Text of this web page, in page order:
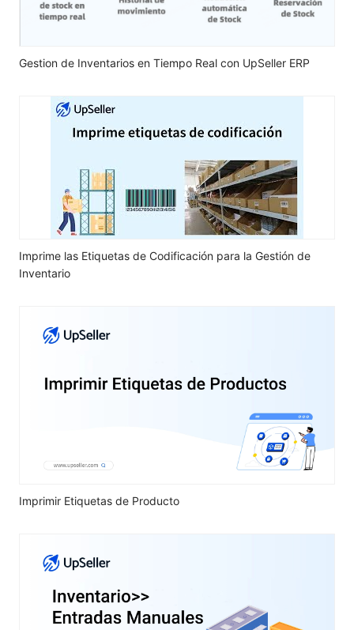
Gestion de Inventarios en Tiempo Real con UpSeller ERP
Imprime las Etiquetas de Codificación para la Gestión de
Inventario
Imprimir Etiquetas de Producto